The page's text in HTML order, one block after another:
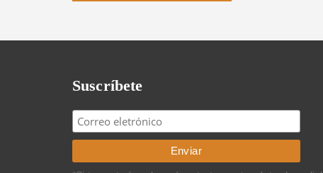
Suscríbete